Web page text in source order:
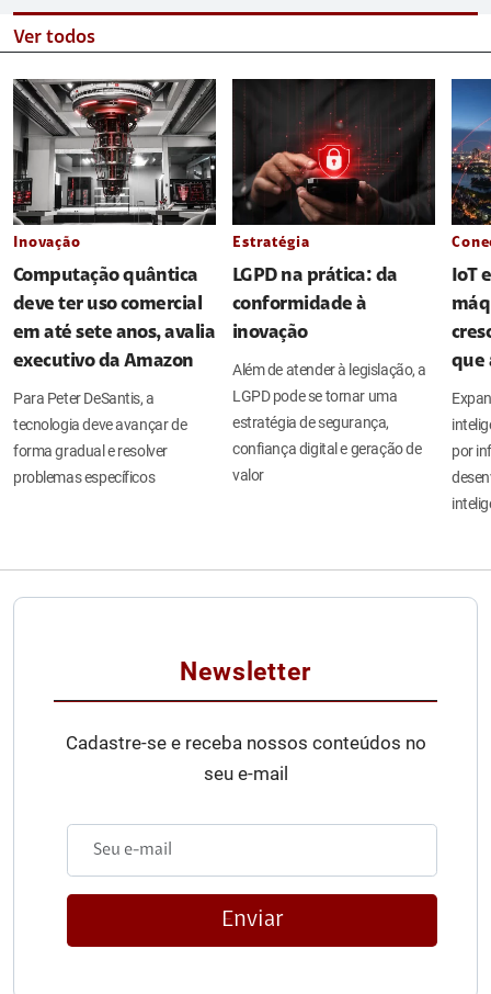
Ver todos
Inovação
Computação quântica
deve ter uso comercial
em até sete anos, avalia
executivo da Amazon
Para Peter DeSantis, a
tecnologia deve avançar de
forma gradual e resolver
problemas específicos
Estratégia
LGPD na prática: da
conformidade à
inovação
Além de atender à legislação, a
LGPD pode se tornar uma
estratégia de segurança,
confiança digital e geração de
valor
IoT
que
por
Newsletter
Cadastre-se e receba nossos conteúdos no
seu e-mail
Enviar